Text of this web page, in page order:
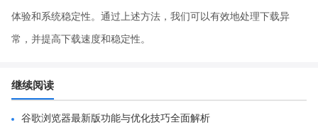
体验和系统稳定性。通过上述方法，我们可以有效地处理下载异
常，并提高下载速度和稳定性。
继续阅读
谷歌浏览器最新版功能与优化技巧全面解析